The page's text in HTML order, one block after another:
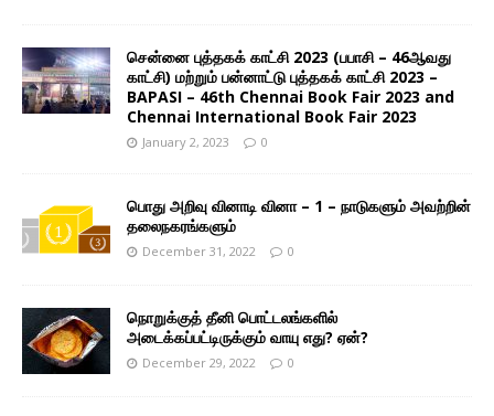
சென்னை புத்தகக் காட்சி 2023 (பபாசி – 46ஆவது
காட்சி) மற்றும் பன்னாட்டு புத்தகக் காட்சி 2023 –
BAPASI – 46th Chennai Book Fair 2023 and
Chennai International Book Fair 2023
January 2, 2023 0
பொது அறிவு வினாடி வினா – 1 – நாடுகளும் அவற்றின்
தலைநகரங்களும்
December 31, 2022 0
நொறுக்குத் தீனி பொட்டலங்களில்
அடைக்கப்பட்டிருக்கும் வாயு எது? ஏன்?
December 29, 2022 0